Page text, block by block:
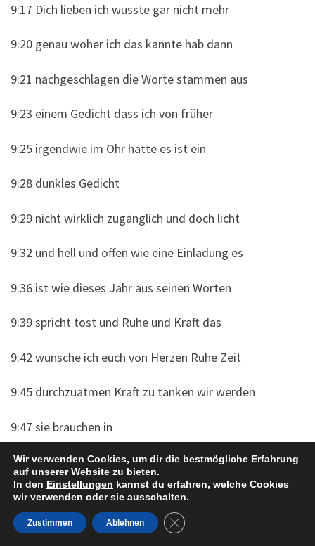
9:17 Dich lieben ich wusste gar nicht mehr
9:20 genau woher ich das kannte hab dann
9:21 nachgeschlagen die Worte stammen aus
9:23 einem Gedicht dass ich von früher
9:25 irgendwie im Ohr hatte es ist ein
9:28 dunkles Gedicht
9:29 nicht wirklich zugänglich und doch licht
9:32 und hell und offen wie eine Einladung es
9:36 ist wie dieses Jahr aus seinen Worten
9:39 spricht tost und Ruhe und Kraft das
9:42 wünsche ich euch von Herzen Ruhe Zeit
9:45 durchzuatmen Kraft zu tanken wir werden
9:47 sie brauchen in
9:49 2024 frohe Weihnachten und kommt gut
9:52 rüber
Wir verwenden Cookies, um dir die bestmögliche Erfahrung
auf unserer Website zu bieten.
In den Einstellungen kannst du erfahren, welche Cookies
wir verwenden oder sie ausschalten.
Zustimmen Ablehnen GDPR Cookie-Banner